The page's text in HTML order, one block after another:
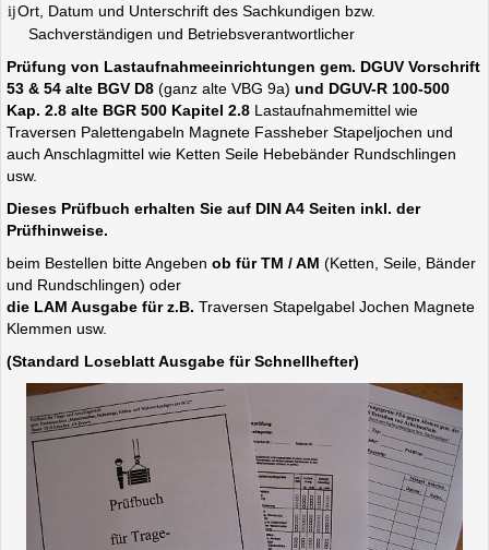
Ort, Datum und Unterschrift des Sachkundigen bzw.
Sachverständigen und Betriebsverantwortlicher
Prüfung von Lastaufnahmeeinrichtungen gem. DGUV Vorschrift
53 & 54 alte BGV D8 (ganz alte VBG 9a) und DGUV-R 100-500
Kap. 2.8 alte BGR 500 Kapitel 2.8 Lastaufnahmemittel wie
Traversen Palettengabeln Magnete Fassheber Stapeljochen und
auch Anschlagmittel wie Ketten Seile Hebebänder Rundschlingen
usw.
Dieses Prüfbuch erhalten Sie auf DIN A4 Seiten inkl. der
Prüfhinweise.
beim Bestellen bitte Angeben ob für TM / AM (Ketten, Seile, Bänder
und Rundschlingen) oder
die LAM Ausgabe für z.B. Traversen Stapelgabel Jochen Magnete
Klemmen usw.
(Standard Loseblatt Ausgabe für Schnellhefter)